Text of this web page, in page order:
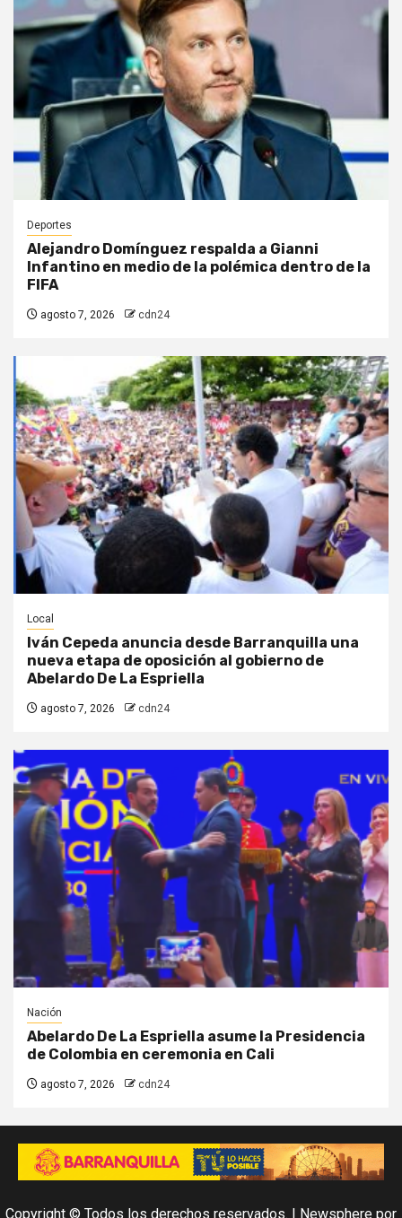
Deportes
Alejandro Domínguez respalda a Gianni
Infantino en medio de la polémica dentro de la
FIFA
agosto 7, 2026 cdn24
Local
Iván Cepeda anuncia desde Barranquilla una
nueva etapa de oposición al gobierno de
Abelardo De La Espriella
agosto 7, 2026 cdn24
Nación
Abelardo De La Espriella asume la Presidencia
de Colombia en ceremonia en Cali
agosto 7, 2026 cdn24
Copyright © Todos los derechos reservados. | Newsphere por